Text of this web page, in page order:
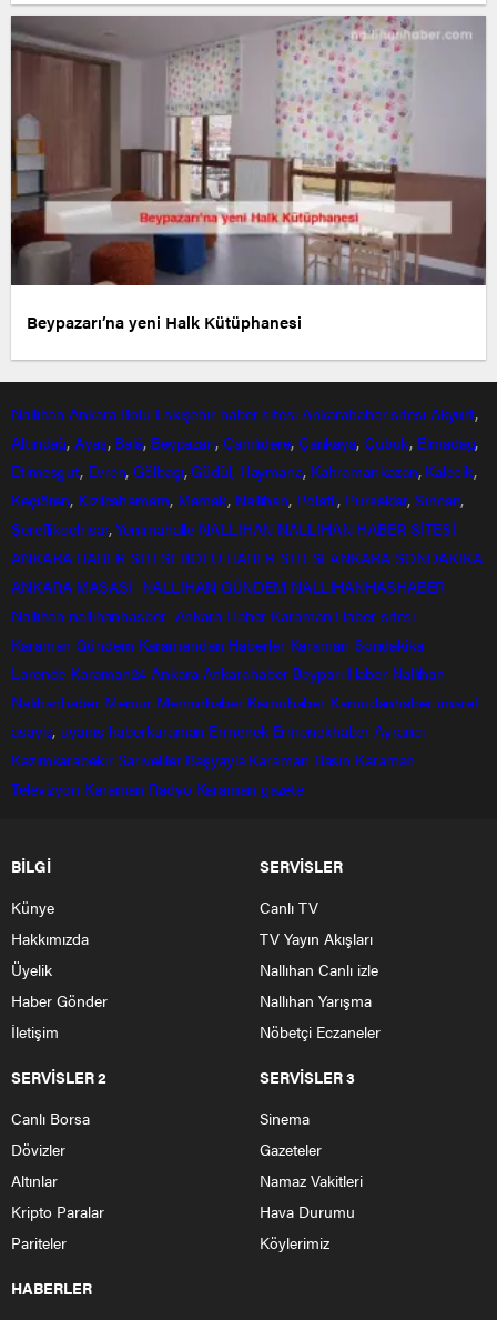
Beypazarı’na yeni Halk Kütüphanesi
Nallıhan Ankara Bolu Eskişehir haber sitesi Ankarahabersitesi Akyurt,
Altındağ,Ayaş, Balâ, Beypazarı, Çamlıdere, Çankaya, Çubuk, Elmadağ,
Etimesgut, Evren,Gölbaşı,Güdül, Haymana, Kahramankazan, Kalecik,
Keçiören, Kızılcahamam, Mamak, Nallıhan, Polatlı, Pursaklar,Sincan,
Şereflikoçhisar,Yenimahalle NALLIHAN NALLIHAN HABER SİTESİ
ANKARA HABER SİTESİ BOLU HABER SİTESİ ANKARA SONDAKİKA
ANKARA MASASI NALLIHAN GÜNDEM NALLIHANHASHABER
Nallihan nallihanhasber Ankara Haber Karaman Haber sitesi
Karaman Gündem Karamandan Haberler Karaman Sondakika
Larende Karaman24 Ankara Ankarahaber Beyparı Haber Nallıhan
Nalıhanhaber Memur Memurhaber Kamuhaber Kamudanhaber imaret
asayiş, uyanış haberkaraman Ermenek Ermenekhaber Ayrancı
Kazımkarabekir Sarıveliler Başyayla Karaman Basın Karaman
Televizyon Karaman Radyo Karaman gazete
BİLGİ
Künye
Hakkımızda
Üyelik
Haber Gönder
İletişim
SERVİSLER
Canlı TV
TV Yayın Akışları
Nallıhan Canlı izle
Nallıhan Yarışma
Nöbetçi Eczaneler
SERVİSLER 2
Canlı Borsa
Dövizler
Altınlar
Kripto Paralar
Pariteler
SERVİSLER 3
Sinema
Gazeteler
Namaz Vakitleri
Hava Durumu
Köylerimiz
HABERLER